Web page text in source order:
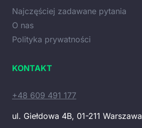
Najczęściej zadawane pytania
O nas
Polityka prywatności
KONTAKT
+48 609 491 177
ul. Giełdowa 4B, 01-211 Warszawa